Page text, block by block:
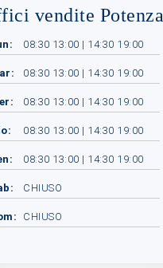
vendite Potenza
08:30 13:00 | 14:30 19:00
08:30 13:00 | 14:30 19:00
08:30 13:00 | 14:30 19:00
08:30 13:00 | 14:30 19:00
08:30 13:00 | 14:30 19:00
CHIUSO
CHIUSO